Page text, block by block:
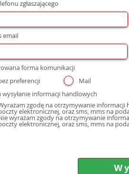
zgłaszającego
email
forma komunikacji
preferencji
Mail
Zgoda wysyłanie informacji handlowych
zgodę na otrzymywanie
wyrażam zgody na otrzymywanie
elektronicznej, oraz sms, mms na